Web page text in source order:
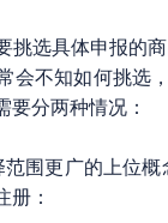
选具体申报的商
不知如何挑选
要分两种情况：
更广的上位概
册：